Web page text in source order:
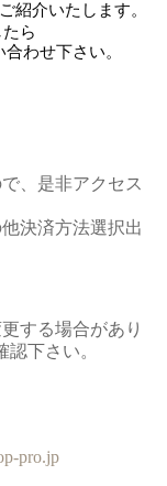
紹介いたします。
ら
わせ下さい。
、是非アクセス
決済方法選択出
する場合があり
認下さい。
pro.jp